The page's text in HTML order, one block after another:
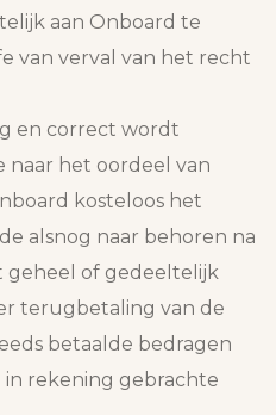
aan Onboard te
van verval van het recht
en correct wordt
naar het oordeel van
kosteloos het
alsnog naar behoren na
geheel of gedeeltelijk
terugbetaling van de
betaalde bedragen
in rekening gebrachte